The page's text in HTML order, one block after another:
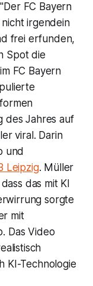
FC Bayern
irgendein
frei erfunden,
Spot die
FC Bayern
des Jahres auf
viral. Darin
und
Leipzig. Müller
das mit KI
sorgte
mit
Das Video
KI-Technologie